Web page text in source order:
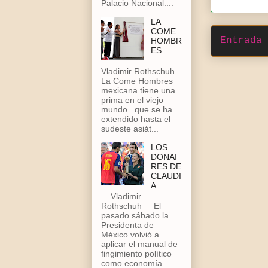
Entrada
Palacio Nacional....
LA
COME
HOMBR
ES
Vladimir Rothschuh
La Come Hombres
mexicana tiene una
prima en el viejo
mundo que se ha
extendido hasta el
sudeste asiát...
LOS
DONAI
RES DE
CLAUDI
A
Vladimir
Rothschuh El
pasado sábado la
Presidenta de
México volvió a
aplicar el manual de
fingimiento político
como economía...